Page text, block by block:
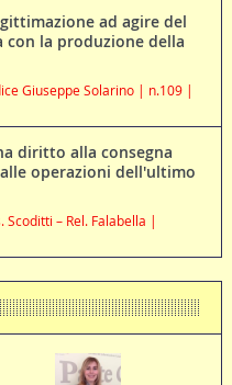
ad agire del
con la produzione della
Giuseppe Solarino | n.109 |
diritto alla consegna
operazioni dell'ultimo
– Rel. Falabella |